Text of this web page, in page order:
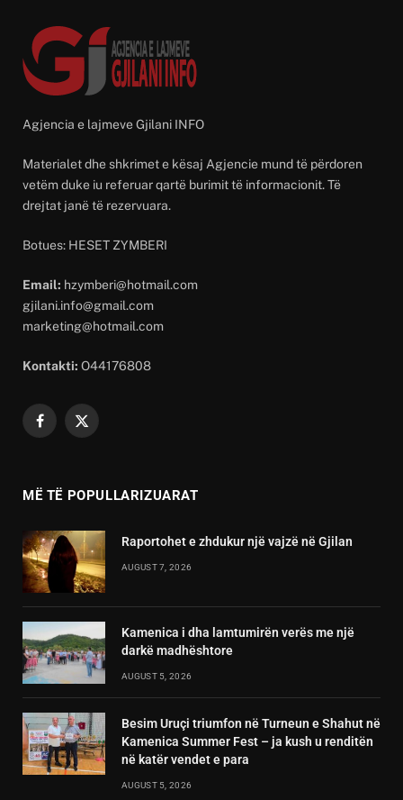
Agjencia e lajmeve Gjilani INFO
Materialet dhe shkrimet e kësaj Agjencie mund të përdoren
vetëm duke iu referuar qartë burimit të informacionit. Të
drejtat janë të rezervuara.
Botues: HESET ZYMBERI
Email: hzymberi@hotmail.com
gjilani.info@gmail.com
marketing@hotmail.com
Kontakti: O44176808
Facebook
X
MË TË POPULLARIZUARAT
Raportohet e zhdukur një vajzë në Gjilan
AUGUST 7, 2026
Kamenica i dha lamtumirën verës me një
darkë madhështore
AUGUST 5, 2026
Besim Uruçi triumfon në Turneun e Shahut në
Kamenica Summer Fest – ja kush u renditën
në katër vendet e para
AUGUST 5, 2026